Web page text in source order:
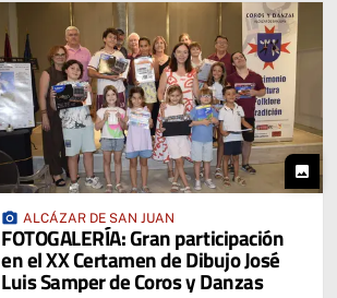
photo
photo_camera ALCÁZAR DE SAN JUAN
FOTOGALERÍA: Gran participación
en el XX Certamen de Dibujo José
Luis Samper de Coros y Danzas